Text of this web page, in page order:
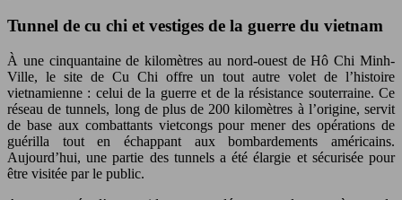
Tunnel de cu chi et vestiges de la guerre du vietnam
À une cinquantaine de kilomètres au nord-ouest de Hô Chi Minh-
Ville, le site de Cu Chi offre un tout autre volet de l’histoire
vietnamienne : celui de la guerre et de la résistance souterraine. Ce
réseau de tunnels, long de plus de 200 kilomètres à l’origine, servit
de base aux combattants vietcongs pour mener des opérations de
guérilla tout en échappant aux bombardements américains.
Aujourd’hui, une partie des tunnels a été élargie et sécurisée pour
être visitée par le public.